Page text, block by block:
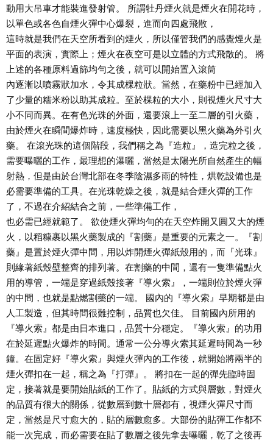
動用大吊車才能裝進發射管。 所謂牡丹煙火就是煙火在開花時，
以單色或各色自煙火彈中心爆裂，進而向四處飛散，
這時就是我們在天空所看到的煙火，所以僅管我們的感覺煙火是
平面的表演，實際上；煙火在夜空可是以立體的方式飛散的。 將
上述的各種原料過篩均勻之後，就可以開始置入滾筒
內逐漸以噴霧狀加水，令其成棵粒狀。當然，在藥粉中已經加入
了少量的糯米粉以助其成粒。至於棵粒的大小，則視煙火尺寸大
小不同而異。在有色光珠的外面，還要滾上一至二層的引火藥，
由於煙火在瞬間爆炸時，速度極快，因此需要以黑火藥為外引火
藥。 在滾光珠的這個階段，我們稱之為『造粒』，造完粒之後，
需要曝曬的工作，最理想的瀑曬，當然是太陽光所自然產生的幅
射熱，但是由於台灣北部在冬季陰濕多雨的特性，烘乾設備也是
必需要準備的工具。在光珠乾燥之後，就是結合煙火彈的工作
了，不過在介紹結合之前，一些準備工作，
也必需已經就範了。 欲使煙火彈均勻的在天空炸開又圓又大的煙
火，以稻糠裹以黑火藥製成的『割藥』是重要的元素之一。『割
藥』是置於煙火彈中間，用以炸開煙火彈紙殼用的，而『光珠』
則緣著紙殼壁整齊的排列著。在割藥的中間，還有一隻準備點火
用的導管，一端是穿過紙殼接著『導火索』，一端則位於煙火彈
的中間，也就是點燃割藥的一端。 國內的『導火索』早期都是由
人工製造，但其時間很難控制，品質也欠佳。 目前國內所用的
『導火索』都是由日本進口，品質十分穩定。『導火索』的功用
在於延遲點火爆炸的時間。通常一公分導火索其延遲時間為一秒
鐘。在固定好『導火索』與煙火彈內的工作後，就開始將兩半的
煙火彈扣在一起，稱之為『打彈』。 將扣在一起的彈先臨時固
定，接著就是要開始貼紙的工作了。貼紙的方式與層數，對煙火
的品質有很大的關係，從數層到數十層都有，視煙火彈尺寸而
定，當然是尺寸愈大的，貼的層數愈多。大部份的貼彈工作都不
能一次完成，而必需要在貼了數層之後先拿去曝曬，乾了之後再